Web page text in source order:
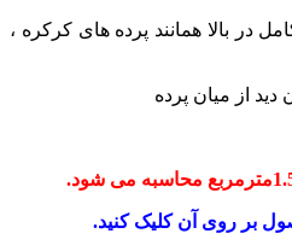
همانند پرده های کرکره ،
پرده
آن کلیک کنید.